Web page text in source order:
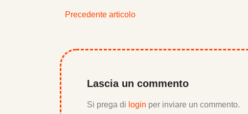
Precedente articolo
Lascia un commento
Si prega di login per inviare un commento.